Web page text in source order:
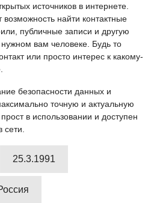
источников в интернете.
найти контактные
публичные записи и другую
вам человеке. Будь то
или просто интерес к какому-
безопасности данных и
точную и актуальную
в использовании и доступен
25.3.1991